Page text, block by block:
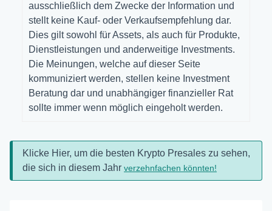
ausschließlich dem Zwecke der Information und
stellt keine Kauf- oder Verkaufsempfehlung dar.
Dies gilt sowohl für Assets, als auch für Produkte,
Dienstleistungen und anderweitige Investments.
Die Meinungen, welche auf dieser Seite
kommuniziert werden, stellen keine Investment
Beratung dar und unabhängiger finanzieller Rat
sollte immer wenn möglich eingeholt werden.
Klicke Hier, um die besten Krypto Presales zu sehen,
die sich in diesem Jahr verzehnfachen könnten!